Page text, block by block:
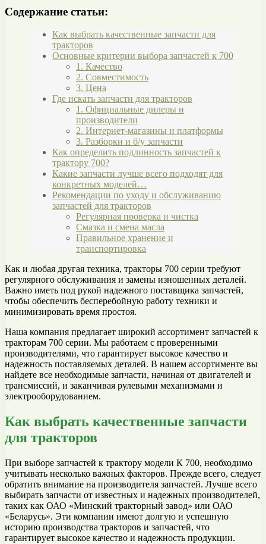
Содержание статьи:
Как выбрать качественные запчасти для
тракторов
Основные критерии выбора запчастей к 700
1. Качество
2. Совместимость
3. Цена
Где искать запчасти для тракторов
1. Официальные дилеры и
производители
2. Интернет-магазины и платформы
3. Разборки и б/у запчасти
Как определить подлинность запчастей к
трактору 700?
Какие запчасти лучше всего подходят для
конкретных моделей…
Рекомендации по уходу и обслуживанию
запчастей для тракторов
Регулярная проверка и чистка
Смазка и смена масла
Правильное хранение и
транспортировка
Как и любая другая техника, тракторы 700 серии требуют
регулярного обслуживания и замены изношенных деталей.
Важно иметь под рукой надежного поставщика запчастей,
чтобы обеспечить бесперебойную работу техники и
минимизировать время простоя.
Наша компания предлагает широкий ассортимент запчастей к
тракторам 700 серии. Мы работаем с проверенными
производителями, что гарантирует высокое качество и
надежность поставляемых деталей. В нашем ассортименте вы
найдете все необходимые запчасти, начиная от двигателей и
трансмиссий, и заканчивая рулевыми механизмами и
электрооборудованием.
Как выбрать качественные запчасти
для тракторов
При выборе запчастей к трактору модели К 700, необходимо
учитывать несколько важных факторов. Прежде всего, следует
обратить внимание на производителя запчастей. Лучше всего
выбирать запчасти от известных и надежных производителей,
таких как ОАО «Минский тракторный завод» или ОАО
«Беларусь». Эти компании имеют долгую и успешную
историю производства тракторов и запчастей, что
гарантирует высокое качество и надежность продукции.